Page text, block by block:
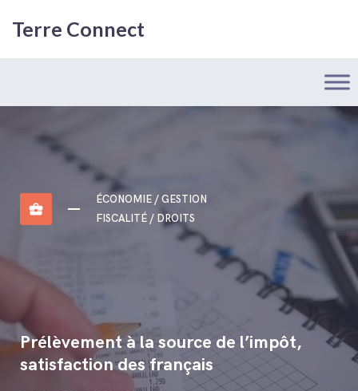
Terre Connect
business_center
ÉCONOMIE / GESTION
FISCALITÉ / DROITS
Prélèvement à la source de l’impôt,
satisfaction des français